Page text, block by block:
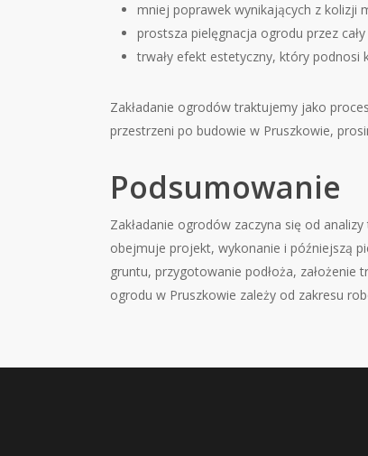
mniej poprawek wynikających z kolizji
prostsza pielęgnacja ogrodu przez
trwały efekt estetyczny, który podnosi
Zakładanie ogrodów traktujemy jako
przestrzeni po budowie w Pruszkowie,
Podsumowanie
Zakładanie ogrodów zaczyna się od
obejmuje projekt, wykonanie i późniejszą
gruntu, przygotowanie podłoża, założenie
ogrodu w Pruszkowie zależy od zakresu